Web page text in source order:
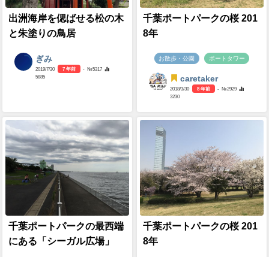
出洲海岸を偲ばせる松の木
と朱塗りの鳥居
ぎみ
2019/7/30 7 年前
- №5317
5885
千葉ポートパークの桜 201
8年
お散歩・公園 ポートタワー
caretaker
2018/3/30 8 年前
- №2929
3230
千葉ポートパークの最西端
にある「シーガル広場」
千葉ポートパークの桜 201
8年